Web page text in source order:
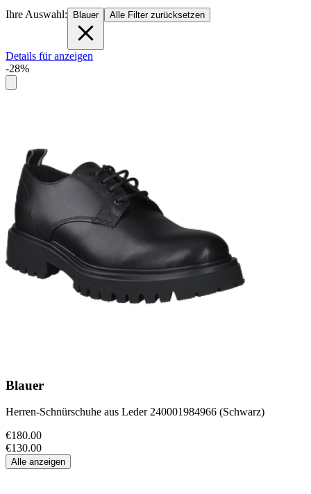
Ihre Auswahl: Blauer Alle Filter zurücksetzen
Details für anzeigen
-28%
Blauer
Herren-Schnürschuhe aus Leder 240001984966 (Schwarz)
€180.00
€130.00
Alle anzeigen